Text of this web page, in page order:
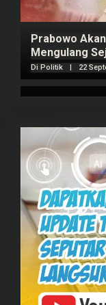
Prabowo
Mengulang
Di Politik 22